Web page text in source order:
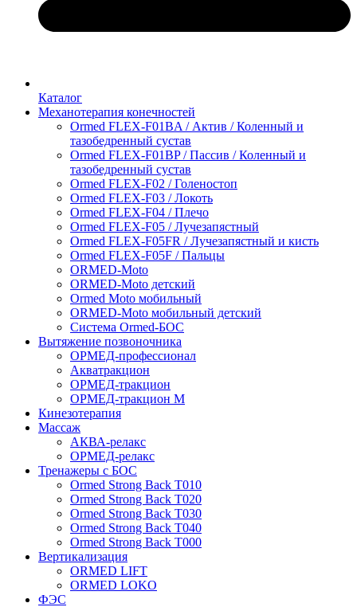
Каталог
Механотерапия конечностей
Ormed FLEX-F01BA / Актив / Коленный и
тазобедренный сустав
Ormed FLEX-F01BP / Пассив / Коленный и
тазобедренный сустав
Ormed FLEX-F02 / Голеностоп
Ormed FLEX-F03 / Локоть
Ormed FLEX-F04 / Плечо
Ormed FLEX-F05 / Лучезапястный
Ormed FLEX-F05FR / Лучезапястный и кисть
Ormed FLEX-F05F / Пальцы
ORMED-Moto
ORMED-Moto детский
Ormed Moto мобильный
ORMED-Moto мобильный детский
Система Ormed-БОС
Вытяжение позвоночника
ОРМЕД-профессионал
Акватракцион
ОРМЕД-тракцион
ОРМЕД-тракцион М
Кинезотерапия
Массаж
АКВА-релакс
ОРМЕД-релакс
Тренажеры с БОС
Ormed Strong Back Т010
Ormed Strong Back Т020
Ormed Strong Back Т030
Ormed Strong Back Т040
Ormed Strong Back Т000
Вертикализация
ORMED LIFT
ORMED LOKO
ФЭС